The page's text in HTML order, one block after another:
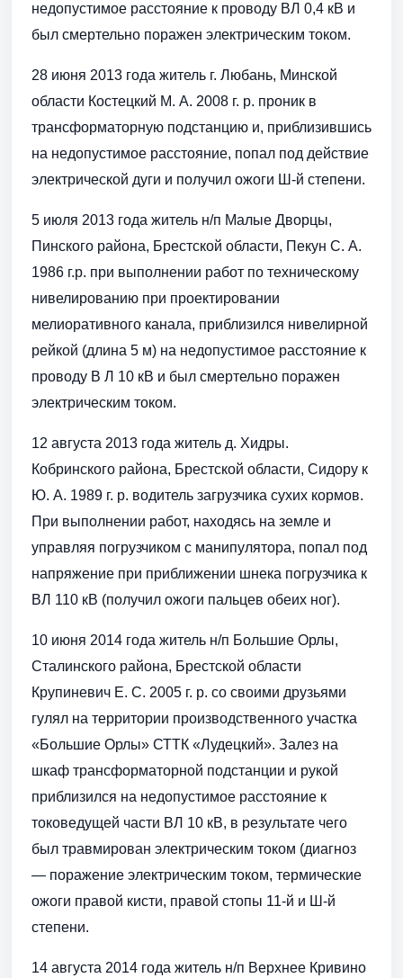
недопустимое расстояние к проводу ВЛ 0,4 кВ и
был смертельно поражен электрическим током.
28 июня 2013 года житель г. Любань, Минской
области Костецкий М. А. 2008 г. р. проник в
трансформаторную подстанцию и, приблизившись
на недопустимое расстояние, попал под действие
электрической дуги и получил ожоги Ш-й степени.
5 июля 2013 года житель н/п Малые Дворцы,
Пинского района, Брестской области, Пекун С. А.
1986 г.р. при выполнении работ по техническому
нивелированию при проектировании
мелиоративного канала, приблизился нивелирной
рейкой (длина 5 м) на недопустимое расстояние к
проводу В Л 10 кВ и был смертельно поражен
электрическим током.
12 августа 2013 года житель д. Хидры.
Кобринского района, Брестской области, Сидору к
Ю. А. 1989 г. р. водитель загрузчика сухих кормов.
При выполнении работ, находясь на земле и
управляя погрузчиком с манипулятора, попал под
напряжение при приближении шнека погрузчика к
ВЛ 110 кВ (получил ожоги пальцев обеих ног).
10 июня 2014 года житель н/п Большие Орлы,
Сталинского района, Брестской области
Крупиневич Е. С. 2005 г. р. со своими друзьями
гулял на территории производственного участка
«Большие Орлы» СТТК «Лудецкий». Залез на
шкаф трансформаторной подстанции и рукой
приблизился на недопустимое расстояние к
токоведущей части ВЛ 10 кВ, в результате чего
был травмирован электрическим током (диагноз
— поражение электрическим током, термические
ожоги правой кисти, правой стопы 11-й и Ш-й
степени.
14 августа 2014 года житель н/п Верхнее Кривино